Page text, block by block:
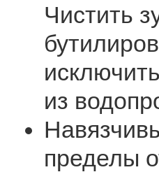
Чистить
из
пределы